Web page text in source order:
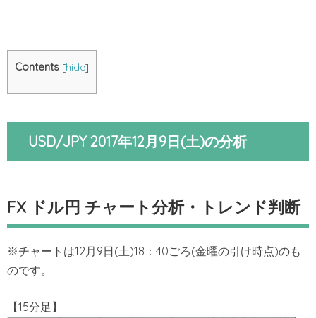
Contents [hide]
USD/JPY 2017年12月9日(土)の分析
FX ドル円 チャート分析・トレンド判断
※チャートは12月9日(土)18：40ごろ(金曜の引け時点)のも
のです。
【15分足】